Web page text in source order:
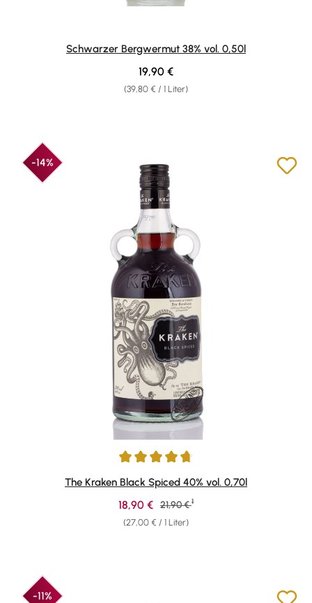
Schwarzer Bergwermut 38% vol. 0,50l
(39,80 € / 1 Liter)
Regulärer Preis:
19,90 €
-14%
Durchschnittliche Bewertung von 4.71 von 5 Sternen
The Kraken Black Spiced 40% vol. 0,70l
(27,00 € / 1 Liter)
Verkaufspreis:
18,90 € Regulärer Preis:
21,90 € 1
-11%